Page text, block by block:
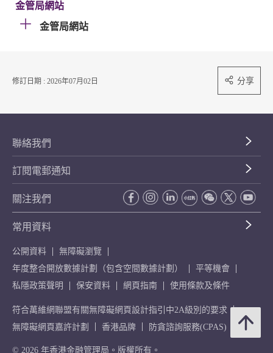
金管局網站
金管局網站
修訂日期 : 2026年07月02日 分享
聯絡我們
訂閱電郵通知
關注我們
常用資料
公開資料
無障礙瀏覽
年度整合開放數據計劃（包含空間數據計劃）
平等機會
私隱政策聲明
保安資料 網頁指南 使用條款及條件
符合萬維網聯盟有關無障礙網頁設計指引中2A級別的要求
無障礙網頁嘉許計劃
香港品牌 防貪諮詢服務(CPAS)
© 2026 年香港金融管理局。版權所有。